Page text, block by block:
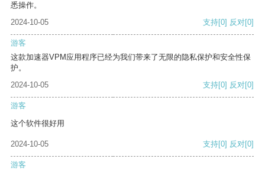
悉操作。
2024-10-05
支持[0] 反对[0]
游客
这款加速器VPM应用程序已经为我们带来了无限的隐私保护和安全性保
护。
2024-10-05
支持[0] 反对[0]
游客
这个软件很好用
2024-10-05 支持[0] 反对[0]
游客